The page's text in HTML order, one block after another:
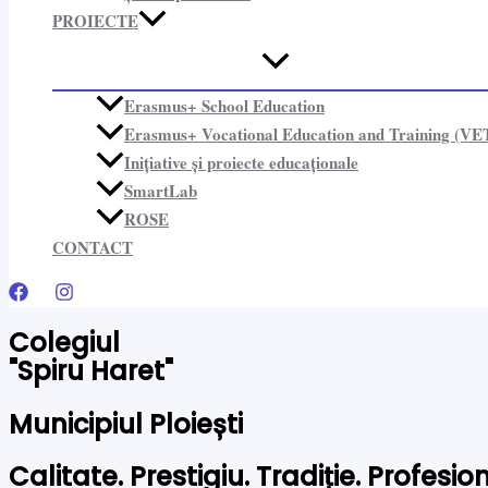
PROIECTE​
Erasmus+ School Education
Erasmus+ Vocational Education and Training
Inițiative și proiecte educaționale​
SmartLab
ROSE
CONTACT
Colegiul
"Spiru Haret"
Municipiul Ploiești
Calitate. Prestigiu. Tradiție.